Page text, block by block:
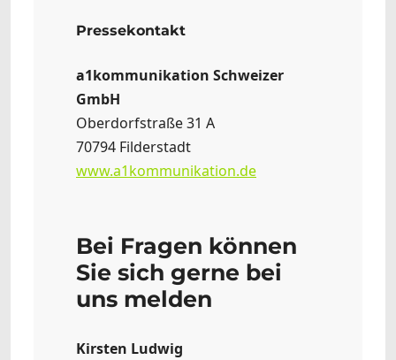
Pressekontakt
a1kommunikation Schweizer
GmbH
Oberdorfstraße 31 A
70794 Filderstadt
www.a1kommunikation.de
Bei Fragen können
Sie sich gerne bei
uns melden
Kirsten Ludwig